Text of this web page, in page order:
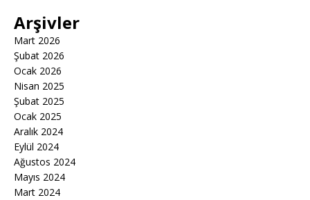
Arşivler
Mart 2026
Şubat 2026
Ocak 2026
Nisan 2025
Şubat 2025
Ocak 2025
Aralık 2024
Eylül 2024
Ağustos 2024
Mayıs 2024
Mart 2024